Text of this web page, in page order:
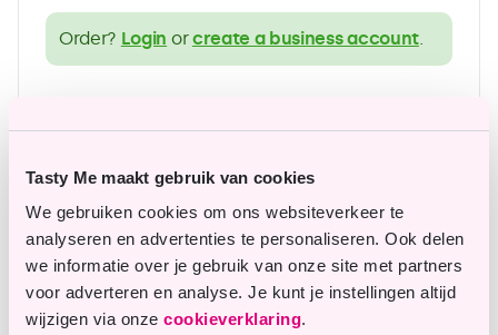
Tasty Me maakt gebruik van cookies
We gebruiken cookies om ons websiteverkeer te
analyseren en advertenties te personaliseren. Ook delen
we informatie over je gebruik van onze site met partners
voor adverteren en analyse. Je kunt je instellingen altijd
wijzigen via onze cookieverklaring.
Order? Login orcreate a business account.
Questions or remarks?
Our customer service is happy to assist you.